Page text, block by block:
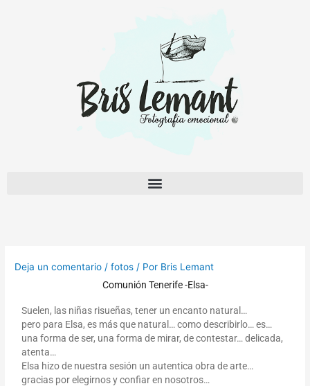
Deja un comentario /fotos / Por Bris Lemant
Comunión Tenerife -Elsa-
Suelen, las niñas risueñas, tener un encanto natural…
pero para Elsa, es más que natural… como describirlo… es…
una forma de ser, una forma de mirar, de contestar… delicada,
atenta…
Elsa hizo de nuestra sesión un autentica obra de arte…
gracias por elegirnos y confiar en nosotros…